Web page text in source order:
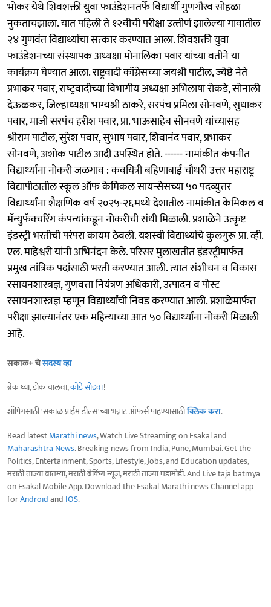
भोकर येथे शिवशक्ती युवा फाउंडेशनतर्फे विद्यार्थी गुणगौरव सोहळा
नुकताचझाला. यात पहिली ते १२वीची परीक्षा उत्‍तीर्ण झालेल्‍या गावातील
२४ गुणवंत विद्यार्थ्यांचा सत्‍कार करण्यात आला. शिवशक्ती युवा
फाउंडेशनच्या संस्थापक अध्यक्षा मोनालिका पवार यांच्या वतीने या
कार्यक्रम घेण्यात आला. राष्ट्रवादी कॉंग्रेसच्‍या जयश्री पाटील, ज्येष्ठे नेते
प्रभाकर पवार, राष्‍ट्रवादीच्‍या विभागीय अध्यक्षा अभिलाषा रोकडे, सोनाली
देऊळकर, जिल्हाध्यक्षा भाग्यश्री ठाकरे, सरपंच प्रमिला सोनवणे, सुधाकर
पवार, माजी सरपंच हरीश पवार, प्रा. भाऊसाहेब सोनवणे यांच्‍यासह
श्रीराम पाटील, सुरेश पवार, सुभाष पवार, शिवानंद पवार, प्रभाकर
सोनवणे, अशोक पाटील आदी उपस्थित होते. ------ नामांकीत कंपनीत
विद्यार्थ्यांना नोकरी जळगाव : कवयित्री बहिणाबाई चौधरी उत्तर महाराष्ट्र
विद्यापीठातील स्कूल ऑफ केमिकल सायन्सेसच्या ५० पदव्युत्तर
विद्यार्थ्यांना शैक्षणिक वर्ष २०२५-२६मध्ये देशातील नामांकीत केमिकल व
मॅन्युफॅक्चरिंग कंपन्यांकडून नोकरीची संधी मिळाली. प्रशाळेने उत्कृष्ट
इंडस्ट्री भरतीची परंपरा कायम ठेवली. यशस्वी विद्यार्थ्यांचे कुलगुरू प्रा. व्ही.
एल. माहेश्वरी यांनी अभिनंदन केले. परिसर मुलाखतीत इंडस्ट्रीमार्फत
प्रमुख तांत्रिक पदांसाठी भरती करण्यात आली. त्यात संशीचन व विकास
रसायनशास्‍त्रज्ञ, गुणवत्ता नियंत्रण अधिकारी, उत्पादन व पोस्ट
रसायनशास्त्रज्ञ म्हणून विद्यार्थ्यांची निवड करण्यात आली. प्रशाळेमार्फत
परीक्षा झाल्यानंतर एक महिन्याच्या आत ५० विद्यार्थ्यांना नोकरी मिळाली
आहे.
सकाळ+ चेसदस्य व्हा
ब्रेक घ्या, डोकं चालवा,कोडे सोडवा!
शॉपिंगसाठी 'सकाळ प्राईम डील्स'च्या भन्नाट ऑफर्स पाहण्यासाठीक्लिक करा.
Read latestMarathi news, Watch Live Streaming on Esakal and
Maharashtra News. Breaking news from India, Pune, Mumbai. Get the
Politics, Entertainment, Sports, Lifestyle, Jobs, and Education updates,
मराठी ताज्या बातम्या, मराठी ब्रेकिंग न्यूज, मराठी ताज्या घडामोडी. And Live taja batmya
on Esakal Mobile App. Download the Esakal Marathi news Channel app
forAndroidand IOS.